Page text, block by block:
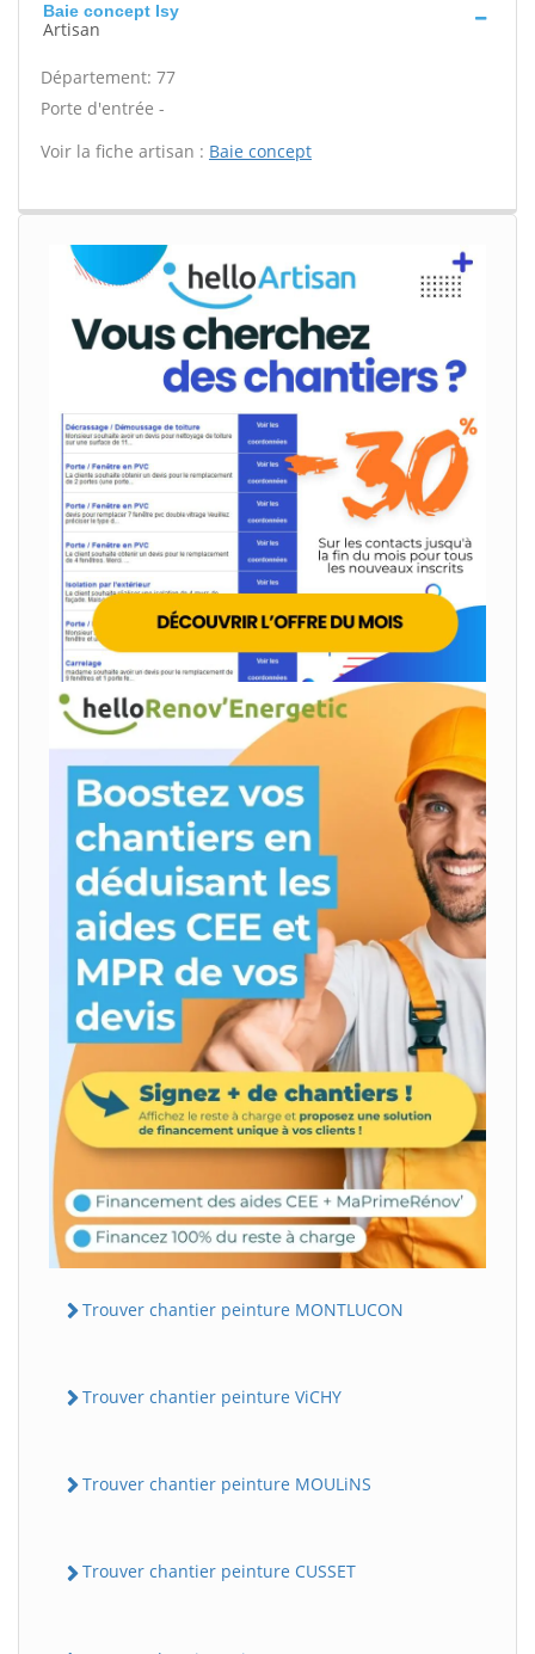
Baie concept Isy
Artisan
Département: 77
Porte d'entrée -
Voir la fiche artisan : Baie concept
Trouver chantier peinture MONTLUCON
Trouver chantier peinture ViCHY
Trouver chantier peinture MOULiNS
Trouver chantier peinture CUSSET